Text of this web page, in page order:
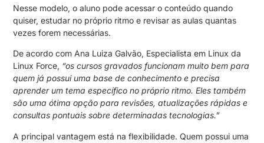
Nesse modelo, o aluno pode acessar o conteúdo quando
quiser, estudar no próprio ritmo e revisar as aulas quantas
vezes forem necessárias.
De acordo com Ana Luiza Galvão, Especialista em Linux da
Linux Force, “os cursos gravados funcionam muito bem para
quem já possui uma base de conhecimento e precisa
aprender um tema específico no próprio ritmo. Eles também
são uma ótima opção para revisões, atualizações rápidas e
consultas pontuais sobre determinadas tecnologias.”
A principal vantagem está na flexibilidade. Quem possui uma